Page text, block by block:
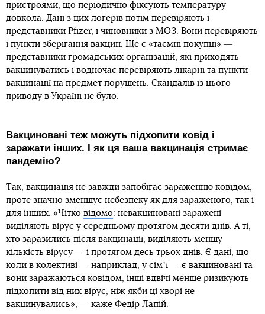
пристроями, що періодично фіксують температуру
довкола. Дані з цих логерів потім перевіряють і
представники Pfizer, і чиновники з МОЗ. Вони перевіряють
і пункти зберігання вакцин. Ще є «таємні покупці» ―
представники громадських організацій, які приходять
вакцинуватись і водночас перевіряють лікарні та пункти
вакцинації на предмет порушень. Скандалів із цього
приводу в Україні не було.
Вакциновані теж можуть підхопити ковід і
заражати інших. І як ця ваша вакцинація стримає
пандемію?
Так, вакцинація не завжди запобігає зараженню ковідом,
проте значно зменшує небезпеку як для зараженого, так і
для інших. «Чітко відомо: невакциновані заражені
виділяють вірус у середньому протягом десяти днів. А ті,
хто заразились після вакцинації, виділяють меншу
кількість вірусу ― і протягом десь трьох днів. Є дані, що
коли в колективі ― наприклад, у сімʼї ― є вакциновані та
вони заражаються ковідом, інші вдвічі менше ризикують
підхопити від них вірус, ніж якби ці хворі не
вакцинувались», ― каже Федір Лапій.